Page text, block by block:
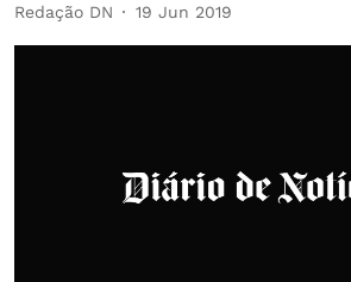
Redação DN 19 Jun 2019